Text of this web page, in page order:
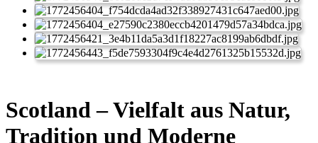
Scotland – Vielfalt aus Natur,
Tradition und Moderne